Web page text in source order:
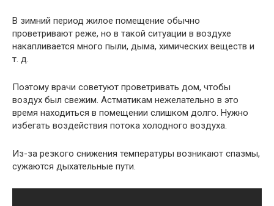
В зимний период жилое помещение обычно
проветривают реже, но в такой ситуации в воздухе
накапливается много пыли, дыма, химических веществ и
т. д.
Поэтому врачи советуют проветривать дом, чтобы
воздух был свежим. Астматикам нежелательно в это
время находиться в помещении слишком долго. Нужно
избегать воздействия потока холодного воздуха.
Из-за резкого снижения температуры возникают спазмы,
сужаются дыхательные пути.